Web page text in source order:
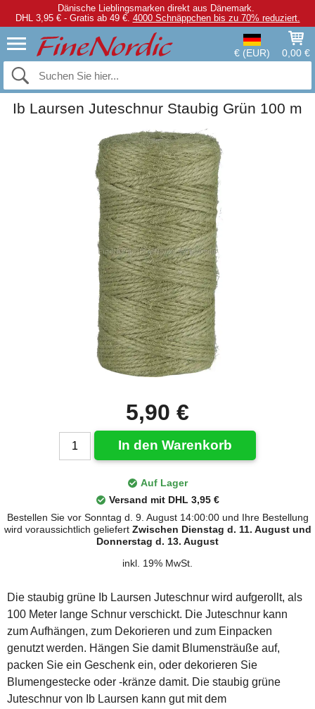
Dänische Lieblingsmarken direkt aus Dänemark.
DHL 3,95 € - Gratis ab 49 €. 4000 Schnäppchen bis zu 70% reduziert.
€ (EUR) 0,00 €
Ib Laursen Juteschnur Staubig Grün 100 m
5,90 €
In den Warenkorb
Auf Lager
Versand mit DHL 3,95 €
Bestellen Sie vor Sonntag d. 9. August 14:00:00 und Ihre Bestellung
wird voraussichtlich geliefert Zwischen Dienstag d. 11. August und
Donnerstag d. 13. August
inkl. 19% MwSt.
Die staubig grüne Ib Laursen Juteschnur wird aufgerollt, als
100 Meter lange Schnur verschickt. Die Juteschnur kann
zum Aufhängen, zum Dekorieren und zum Einpacken
genutzt werden. Hängen Sie damit Blumensträuße auf,
packen Sie ein Geschenk ein, oder dekorieren Sie
Blumengestecke oder -kränze damit. Die staubig grüne
Juteschnur von Ib Laursen kann gut mit dem